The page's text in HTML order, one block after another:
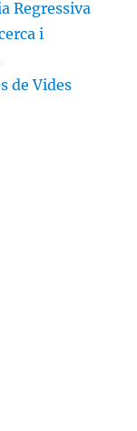
Regressiva
i
de Vides